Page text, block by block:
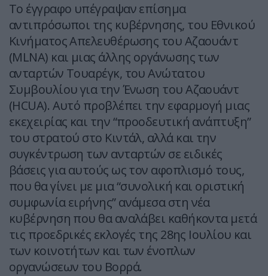
Το έγγραφο υπέγραψαν επίσημα
αντιπρόσωποι της κυβέρνησης, του Εθνικού
Κινήματος Απελευθέρωσης του Αζαουάντ
(MLNA) και μιας άλλης οργάνωσης των
ανταρτών Τουαρέγκ, του Ανώτατου
Συμβουλίου για την Ένωση του Αζαουάντ
(HCUA). Αυτό προβλέπει την εφαρμογή μιας
εκεχειρίας και την “προοδευτική ανάπτυξη”
του στρατού στο Κιντάλ, αλλά και την
συγκέντρωση των ανταρτών σε ειδικές
βάσεις για αυτούς ως τον αφοπλισμό τους,
που θα γίνει με μια “συνολική και οριστική
συμφωνία ειρήνης” ανάμεσα στη νέα
κυβέρνηση που θα αναλάβει καθήκοντα μετά
τις προεδρικές εκλογές της 28ης Ιουλίου και
των κοινοτήτων και των ένοπλων
οργανώσεων του Βορρά.